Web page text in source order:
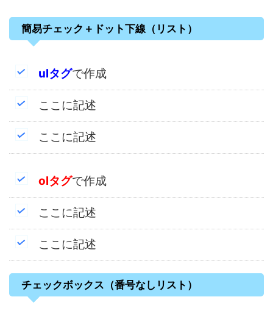
簡易チェック＋ドット下線（リスト）
ulタグで作成
ここに記述
ここに記述
olタグで作成
ここに記述
ここに記述
チェックボックス（番号なしリスト）